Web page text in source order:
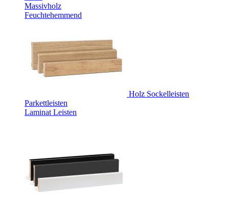
Massivholz
Feuchtehemmend
Holz Sockelleisten
Parkettleisten
Laminat Leisten